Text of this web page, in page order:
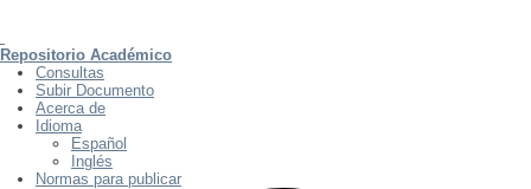
Repositorio Académico
Consultas
Subir Documento
Acerca de
Idioma
Español
Inglés
Normas para publicar